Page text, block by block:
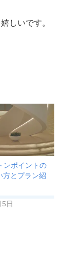
しいです。
ンポイントの
方とプラン紹
日